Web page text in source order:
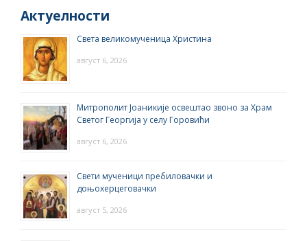
Актуелности
Света великомученица Христина
август 6, 2026
Митрополит Јоаникије освештао звоно за Храм
Светог Георгија у селу Горовићи
август 6, 2026
Свети мученици пребиловачки и
доњохерцеговачки
август 5, 2026